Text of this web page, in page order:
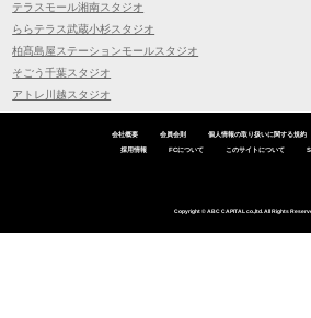
テラスモール湘南スタジオ
ららテラス武蔵小杉スタジオ
柏髙島屋ステーションモールスタジオ
そごう千葉スタジオ
アトレ川越スタジオ
会社概要 会員会則 個人情報の取り扱いに関する規約
採用情報
FCについて このサイトについて
Copyright © ABC CAPITAL co.,ltd. All Rights